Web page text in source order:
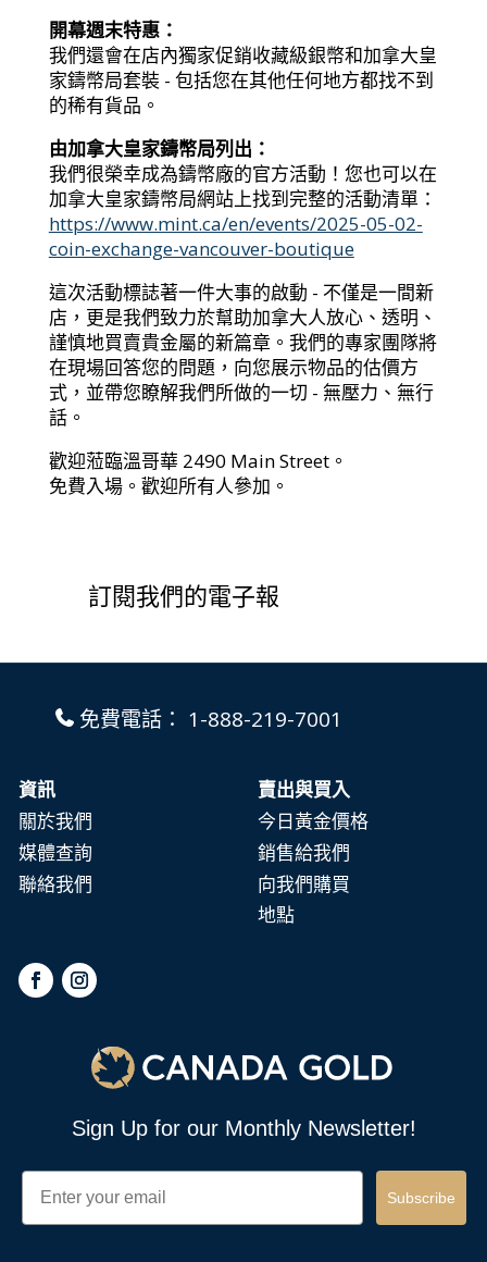
開幕週末特惠：
我們還會在店內獨家促銷收藏級銀幣和加拿大皇
家鑄幣局套裝 - 包括您在其他任何地方都找不到
的稀有貨品。
由加拿大皇家鑄幣局列出：
我們很榮幸成為鑄幣廠的官方活動！您也可以在
加拿大皇家鑄幣局網站上找到完整的活動清單：
https://www.mint.ca/en/events/2025-05-02-
coin-exchange-vancouver-boutique
這次活動標誌著一件大事的啟動 - 不僅是一間新
店，更是我們致力於幫助加拿大人放心、透明、
謹慎地買賣貴金屬的新篇章。我們的專家團隊將
在現場回答您的問題，向您展示物品的估價方
式，並帶您瞭解我們所做的一切 - 無壓力、無行
話。
歡迎蒞臨溫哥華 2490 Main Street。
免費入場。歡迎所有人參加。
訂閱我們的電子報
免費電話： 1-888-219-7001
資訊
賣出與買入
關於我們
今日黃金價格
媒體查詢
銷售給我們
聯絡我們
向我們購買
地點
Sign Up for our Monthly Newsletter!
Email
Subscribe